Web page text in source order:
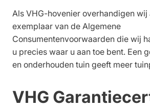
Als VHG-hovenier overhandigen wij
exemplaar van de Algemene
Consumentenvoorwaarden die wij
u precies waar u aan toe bent. Een
en onderhouden tuin geeft meer
VHG